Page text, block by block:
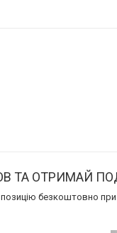
ТА ОТРИМАЙ
безкоштовно при